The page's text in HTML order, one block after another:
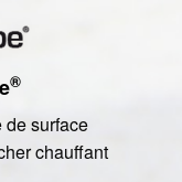
®
de surface
chauffant